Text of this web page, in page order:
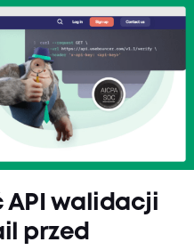
API walidacji
przed